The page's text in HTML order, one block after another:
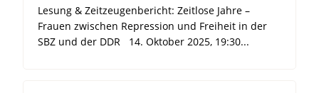
Lesung & Zeitzeugenbericht: Zeitlose Jahre –
Frauen zwischen Repression und Freiheit in der
SBZ und der DDR 14. Oktober 2025, 19:30...